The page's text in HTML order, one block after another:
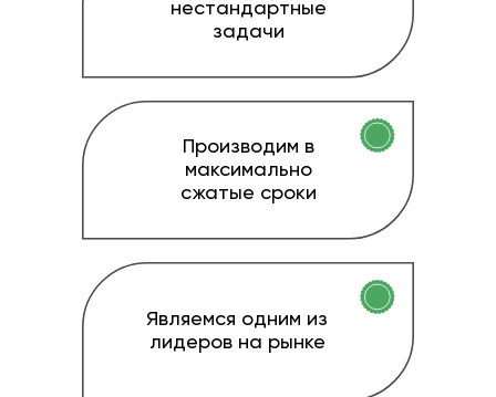
нестандартные
задачи
Производим в
максимально
сжатые сроки
Являемся одним из
лидеров на рынке